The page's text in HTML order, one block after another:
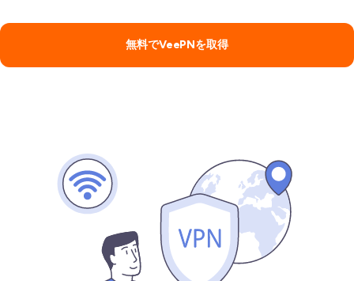
無料でVeePNを取得